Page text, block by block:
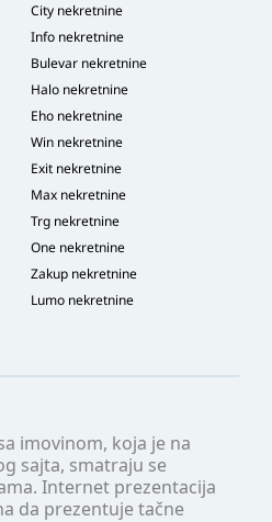
imovinom, koja je na
sajta, smatraju se
Internet prezentacija
da prezentuje tačne
City nekretnine
Info nekretnine
Bulevar nekretnine
Halo nekretnine
Eho nekretnine
Win nekretnine
Exit nekretnine
Max nekretnine
Trg nekretnine
One nekretnine
Zakup nekretnine
Lumo nekretnine